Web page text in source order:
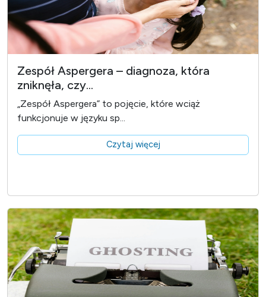
Zespół Aspergera – diagnoza, która
zniknęła, czy...
„Zespół Aspergera” to pojęcie, które wciąż
funkcjonuje w języku sp...
Czytaj więcej